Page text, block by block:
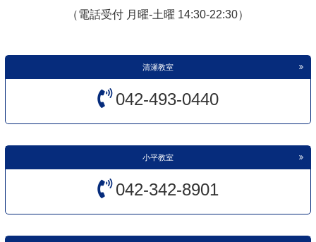
（電話受付 月曜-土曜 14:30-22:30）
清瀬教室
042-493-0440
小平教室
042-342-8901